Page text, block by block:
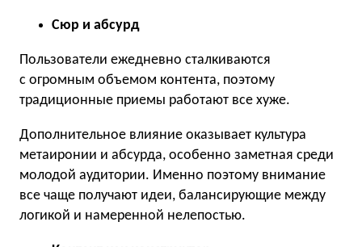
Сюр и абсурд
Пользователи ежедневно сталкиваются
с огромным объемом контента, поэтому
традиционные приемы работают все хуже.
Дополнительное влияние оказывает культура
метаиронии и абсурда, особенно заметная среди
молодой аудитории. Именно поэтому внимание
все чаще получают идеи, балансирующие между
логикой и намеренной нелепостью.